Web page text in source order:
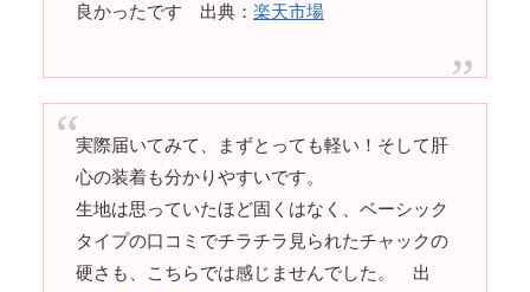
良かったです 出典： 楽天市場
実際届いてみて、まずとっても軽い！そして肝
心の装着も分かりやすいです。
生地は思っていたほど固くはなく、ベーシック
タイプの口コミでチラチラ見られたチャックの
硬さも、こちらでは感じませんでした。 出